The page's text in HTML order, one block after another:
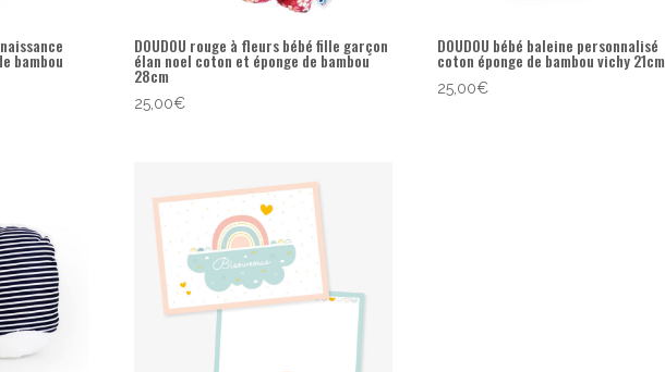
bambou
DOUDOU rouge à fleurs bébé fille garçon
élan noel coton et éponge de bambou
28cm
25,00€
DOUDOU bébé baleine personnalisé
coton éponge de bambou vichy 21cm
25,00€